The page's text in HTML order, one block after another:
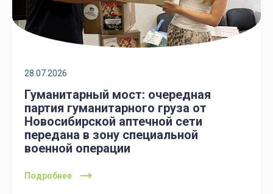
28.07.2026
Гуманитарный мост: очередная
партия гуманитарного груза от
Новосибирской аптечной сети
передана в зону специальной
военной операции
Подробнее